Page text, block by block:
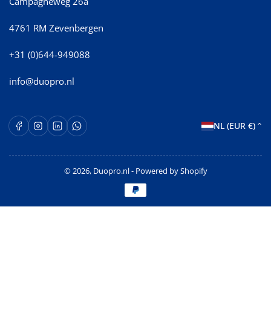
4761 RM Zevenbergen
+31 (0)644-949088
info@duopro.nl
FacebookInstagram
LinkedInWhatsApp Opent in een nieuw venster.
L
n
d
NL (EUR €)
© 2026, Duopro.nl- Powered by Shopify
Betaalmethoden